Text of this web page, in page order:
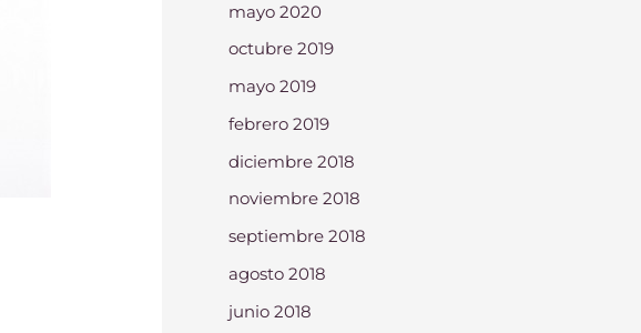
mayo 2020
octubre 2019
mayo 2019
febrero 2019
diciembre 2018
noviembre 2018
septiembre 2018
agosto 2018
junio 2018